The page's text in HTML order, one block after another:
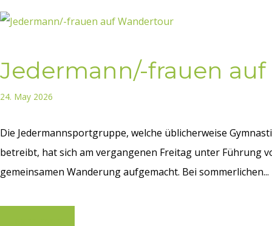
Jedermann/-frauen
24. May 2026
Die Jedermannsportgruppe, welche üblicherweise
betreibt, hat sich am vergangenen Freitag unter Führung
gemeinsamen Wanderung aufgemacht. Bei sommerlichen...